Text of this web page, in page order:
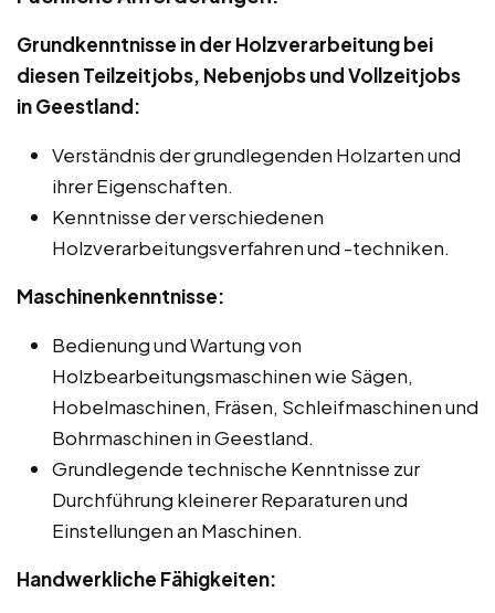
Grundkenntnisse in der Holzverarbeitung bei
diesen Teilzeitjobs, Nebenjobs und Vollzeitjobs
in Geestland:
Verständnis der grundlegenden Holzarten und
ihrer Eigenschaften.
Kenntnisse der verschiedenen
Holzverarbeitungsverfahren und -techniken.
Maschinenkenntnisse:
Bedienung und Wartung von
Holzbearbeitungsmaschinen wie Sägen,
Hobelmaschinen, Fräsen, Schleifmaschinen und
Bohrmaschinen in Geestland.
Grundlegende technische Kenntnisse zur
Durchführung kleinerer Reparaturen und
Einstellungen an Maschinen.
Handwerkliche Fähigkeiten: